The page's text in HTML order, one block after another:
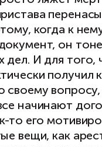
когда к
он
дел. И для того,
получил
своему
начинают
то его
вещи, как